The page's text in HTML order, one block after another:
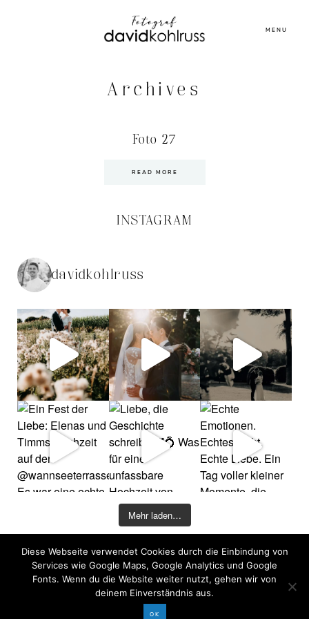
MENU
Archives
Foto 27
READ MORE
INSTAGRAM
davidkohlruss
Mehr laden…
©2026 COPYRIGHT DAVID KOHLRUSS
Diese Webseite verwendet Cookies durch die Einbindung von
Services wie Google Maps, Google Analytics und Google
Fonts. Wenn du die Website weiter nutzt, gehen wir von
deinem Einverständnis aus.
OK